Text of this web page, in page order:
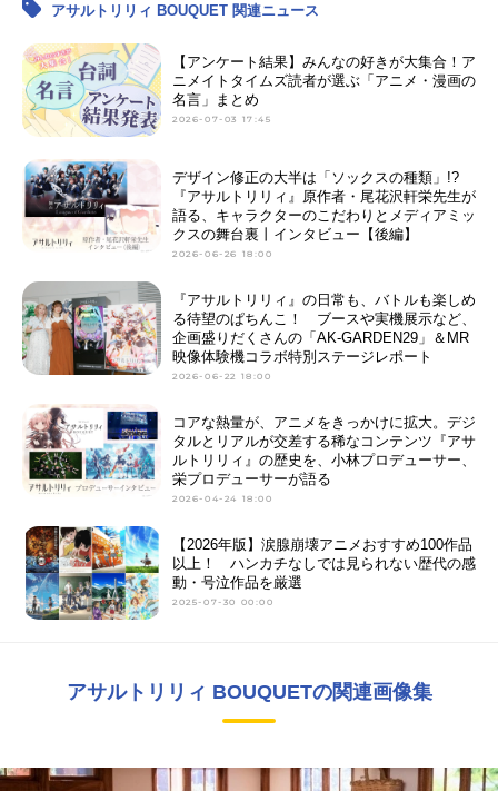
アサルトリリィ BOUQUET 関連ニュース
【アンケート結果】みんなの好きが大集合！ア
ニメイトタイムズ読者が選ぶ「アニメ・漫画の
名言」まとめ
2026-07-03 17:45
デザイン修正の大半は「ソックスの種類」!?
『アサルトリリィ』原作者・尾花沢軒栄先生が
語る、キャラクターのこだわりとメディアミッ
クスの舞台裏丨インタビュー【後編】
2026-06-26 18:00
『アサルトリリィ』の日常も、バトルも楽しめ
る待望のぱちんこ！ ブースや実機展示など、
企画盛りだくさんの「AK-GARDEN29」＆MR
映像体験機コラボ特別ステージレポート
2026-06-22 18:00
コアな熱量が、アニメをきっかけに拡大。デジ
タルとリアルが交差する稀なコンテンツ『アサ
ルトリリィ』の歴史を、小林プロデューサー、
栄プロデューサーが語る
2026-04-24 18:00
【2026年版】涙腺崩壊アニメおすすめ100作品
以上！ ハンカチなしでは見られない歴代の感
動・号泣作品を厳選
2025-07-30 00:00
アサルトリリィ BOUQUETの関連画像集